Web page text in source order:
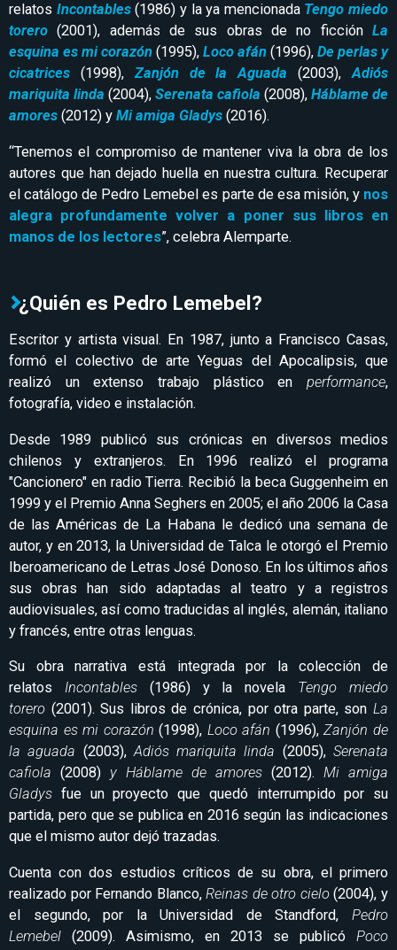
relatos Incontables(1986) y la ya mencionada Tengo miedo
torero (2001), además de sus obras de no ficciónLa
esquina es mi corazón (1995), Loco afán (1996), De perlas y
cicatrices
(1998),Zanjón de la Aguada (2003),Adiós
mariquita linda (2004), Serenata cafiola (2008), Háblame de
amores (2012) y Mi amiga Gladys (2016).
“Tenemos el compromiso de mantener viva la obra de los
autores que han dejado huella en nuestra cultura. Recuperar
el catálogo de Pedro Lemebel es parte de esa misión, y nos
alegra profundamente volver a poner sus libros en
manos de los lectores”, celebra Alemparte.
¿Quién es Pedro Lemebel?
Escritor y artista visual. En 1987, junto a Francisco Casas,
formó el colectivo de arte Yeguas del Apocalipsis, que
realizó un extenso trabajo plástico en performance,
fotografía, video e instalación.
Desde 1989 publicó sus crónicas en diversos medios
chilenos y extranjeros. En 1996 realizó el programa
"Cancionero" en radio Tierra. Recibió la beca Guggenheim en
1999 y el Premio Anna Seghers en 2005; el año 2006 la Casa
de las Américas de La Habana le dedicó una semana de
autor, y en 2013, la Universidad de Talca le otorgó el Premio
Iberoamericano de Letras José Donoso. En los últimos años
sus obras han sido adaptadas al teatro y a registros
audiovisuales, así como traducidas al inglés, alemán, italiano
y francés, entre otras lenguas.
Su obra narrativa está integrada por la colección de
relatos Incontables(1986) y la novela Tengo miedo
torero (2001). Sus libros de crónica, por otra parte, son La
esquina es mi corazón(1998), Loco afán (1996),Zanjón de
la aguada (2003),Adiós mariquita linda (2005),Serenata
cafiola (2008) y Háblame de amores (2012). Mi amiga
Gladys fue un proyecto que quedó interrumpido por su
partida, pero que se publica en 2016 según las indicaciones
que el mismo autor dejó trazadas.
Cuenta con dos estudios críticos de su obra, el primero
realizado por Fernando Blanco,Reinas de otro cielo(2004), y
el segundo, por la Universidad de Standford, Pedro
Lemebel (2009). Asimismo, en 2013 se publicó Poco